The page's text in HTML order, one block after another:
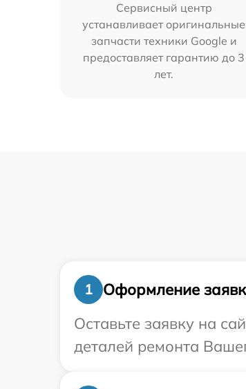
Сервисный центр
устанавливает оригинальные
запчасти техники Google и
предоставляет гарантию до 3
лет.
1
Оформление
Оставьте заявку на
деталей ремонта